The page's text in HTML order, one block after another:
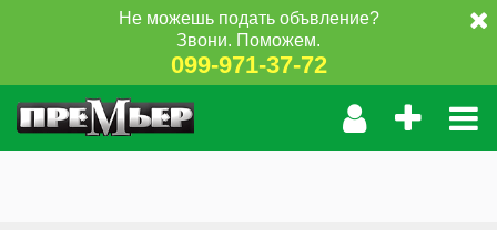
Не можешь подать объвление?
Звони. Поможем.
099-971-37-72